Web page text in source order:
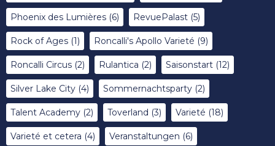
Phoenix des Lumières (6) RevuePalast (5)
Rock of Ages (1) Roncalli's Apollo Varieté (9)
Roncalli Circus (2) Rulantica (2) Saisonstart (12)
Silver Lake City (4) Sommernachtsparty (2)
Talent Academy (2) Toverland (3) Varieté (18)
Varieté et cetera (4) Veranstaltungen (6)